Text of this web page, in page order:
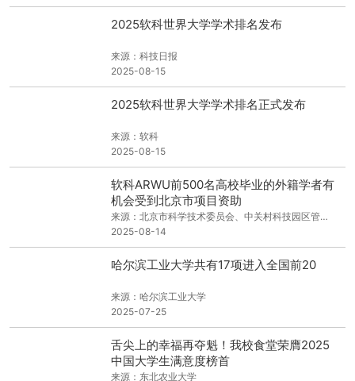
2025软科世界大学学术排名发布
来源：科技日报
2025-08-15
2025软科世界大学学术排名正式发布
来源：软科
2025-08-15
软科ARWU前500名高校毕业的外籍学者有
机会受到北京市项目资助
来源：北京市科学技术委员会、中关村科技园区管理委员会
2025-08-14
哈尔滨工业大学共有17项进入全国前20
来源：哈尔滨工业大学
2025-07-25
舌尖上的幸福再夺魁！我校食堂荣膺2025
中国大学生满意度榜首
来源：东北农业大学